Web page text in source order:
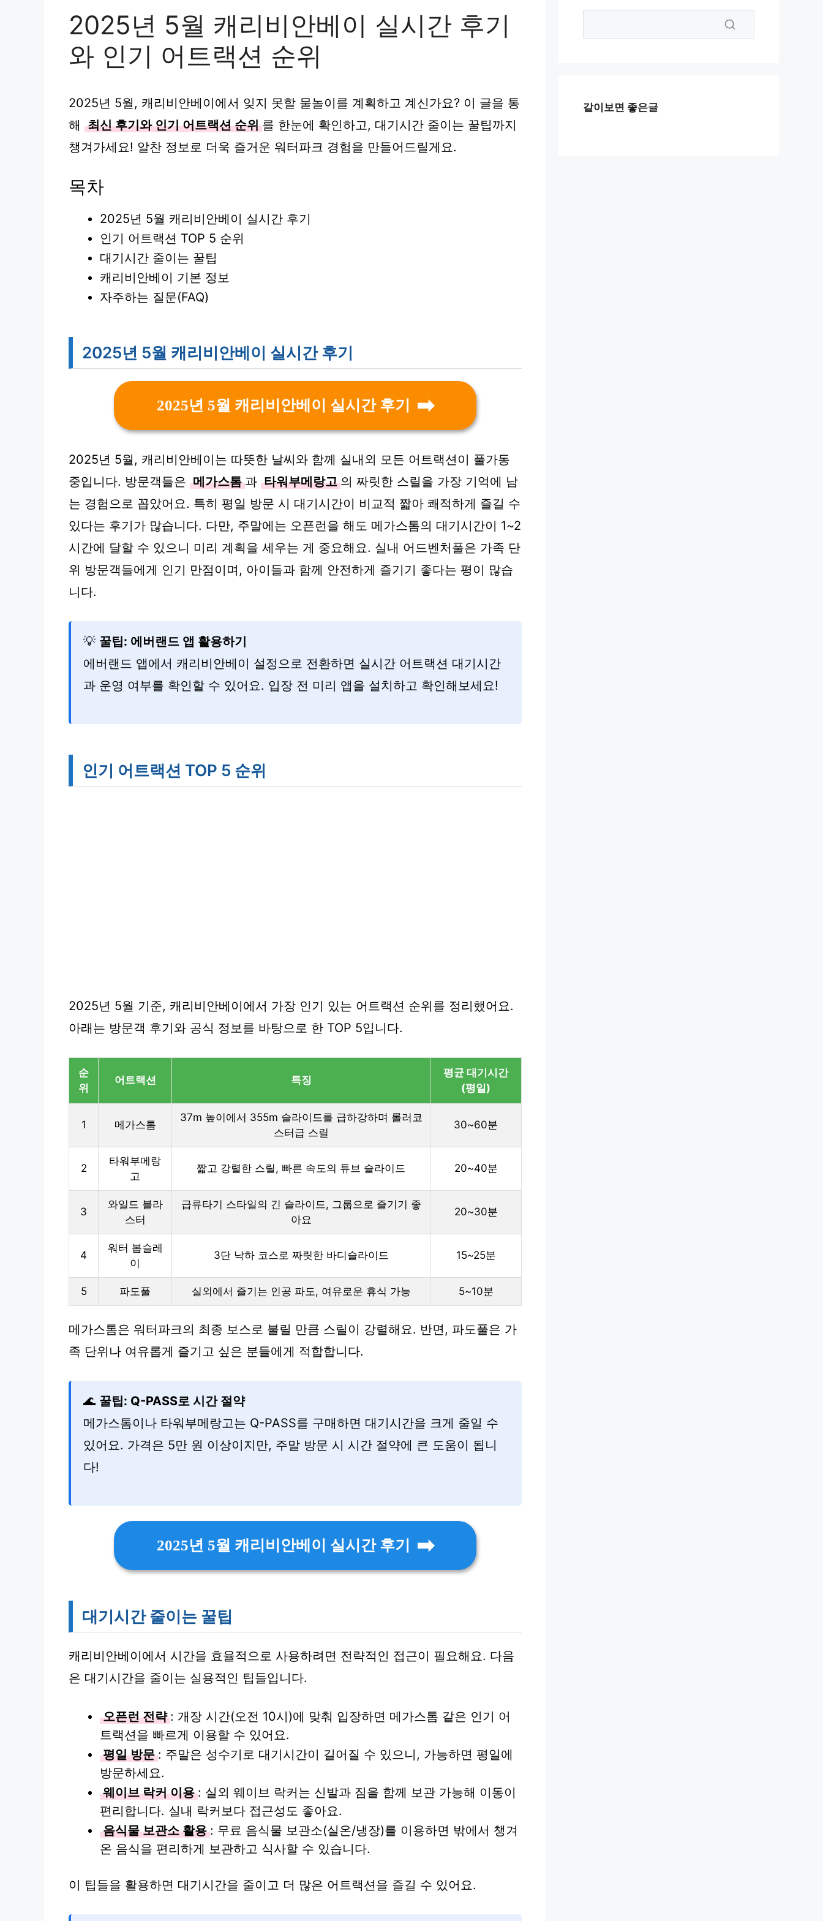
2025년 5월 캐리비안베이 실시간 후기
와 인기 어트랙션 순위
2025년 5월, 캐리비안베이에서 잊지 못할 물놀이를 계획하고 계신가요? 이 글을 통
해 최신 후기와 인기 어트랙션 순위 를 한눈에 확인하고, 대기시간 줄이는 꿀팁까지
챙겨가세요! 알찬 정보로 더욱 즐거운 워터파크 경험을 만들어드릴게요.
목차
2025년 5월 캐리비안베이 실시간 후기
인기 어트랙션 TOP 5 순위
대기시간 줄이는 꿀팁
캐리비안베이 기본 정보
자주하는 질문(FAQ)
2025년 5월 캐리비안베이 실시간 후기
2025년 5월 캐리비안베이 실시간 후기
2025년 5월, 캐리비안베이는 따뜻한 날씨와 함께 실내외 모든 어트랙션이 풀가동
중입니다. 방문객들은 메가스톰 과 타워부메랑고 의 짜릿한 스릴을 가장 기억에 남
는 경험으로 꼽았어요. 특히 평일 방문 시 대기시간이 비교적 짧아 쾌적하게 즐길 수
있다는 후기가 많습니다. 다만, 주말에는 오픈런을 해도 메가스톰의 대기시간이 1~2
시간에 달할 수 있으니 미리 계획을 세우는 게 중요해요. 실내 어드벤처풀은 가족 단
위 방문객들에게 인기 만점이며, 아이들과 함께 안전하게 즐기기 좋다는 평이 많습
니다.
💡 꿀팁: 에버랜드 앱 활용하기
에버랜드 앱에서 캐리비안베이 설정으로 전환하면 실시간 어트랙션 대기시간
과 운영 여부를 확인할 수 있어요. 입장 전 미리 앱을 설치하고 확인해보세요!
인기 어트랙션 TOP 5 순위
2025년 5월 기준, 캐리비안베이에서 가장 인기 있는 어트랙션 순위를 정리했어요.
아래는 방문객 후기와 공식 정보를 바탕으로 한 TOP 5입니다.
순
위
어트랙션 특징
평균 대기시간
(평일)
1 메가스톰
37m 높이에서 355m 슬라이드를 급하강하며 롤러코
스터급 스릴
30~60분
2
타워부메랑
고
짧고 강렬한 스릴, 빠른 속도의 튜브 슬라이드 20~40분
3
와일드 블라
스터
급류타기 스타일의 긴 슬라이드, 그룹으로 즐기기 좋
아요
20~30분
4
워터 봅슬레
이
3단 낙하 코스로 짜릿한 바디슬라이드 15~25분
5 파도풀 실외에서 즐기는 인공 파도, 여유로운 휴식 가능 5~10분
메가스톰은 워터파크의 최종 보스로 불릴 만큼 스릴이 강렬해요. 반면, 파도풀은 가
족 단위나 여유롭게 즐기고 싶은 분들에게 적합합니다.
🌊 꿀팁: Q-PASS로 시간 절약
메가스톰이나 타워부메랑고는 Q-PASS를 구매하면 대기시간을 크게 줄일 수
있어요. 가격은 5만 원 이상이지만, 주말 방문 시 시간 절약에 큰 도움이 됩니
다!
2025년 5월 캐리비안베이 실시간 후기
대기시간 줄이는 꿀팁
캐리비안베이에서 시간을 효율적으로 사용하려면 전략적인 접근이 필요해요. 다음
은 대기시간을 줄이는 실용적인 팁들입니다.
오픈런 전략 : 개장 시간(오전 10시)에 맞춰 입장하면 메가스톰 같은 인기 어
트랙션을 빠르게 이용할 수 있어요.
평일 방문 : 주말은 성수기로 대기시간이 길어질 수 있으니, 가능하면 평일에
방문하세요.
웨이브 락커 이용 : 실외 웨이브 락커는 신발과 짐을 함께 보관 가능해 이동이
편리합니다. 실내 락커보다 접근성도 좋아요.
음식물 보관소 활용 : 무료 음식물 보관소(실온/냉장)를 이용하면 밖에서 챙겨
온 음식을 편리하게 보관하고 식사할 수 있습니다.
이 팁들을 활용하면 대기시간을 줄이고 더 많은 어트랙션을 즐길 수 있어요.
같이보면 좋은글